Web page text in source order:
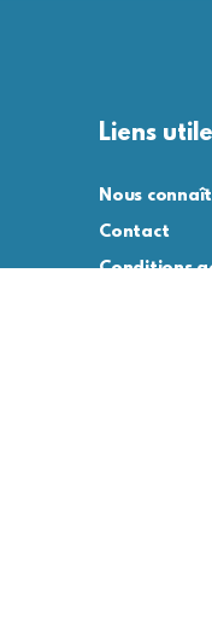
Liens
Nous
Contact
Conditions